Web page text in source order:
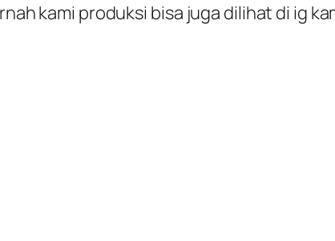
kami produksi bisa juga dilihat di ig